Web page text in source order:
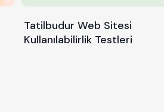
Tatilbudur Web Sitesi
Kullanılabilirlik Testleri